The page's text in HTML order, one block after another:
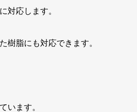
対応します。
樹脂にも対応できます。
います。